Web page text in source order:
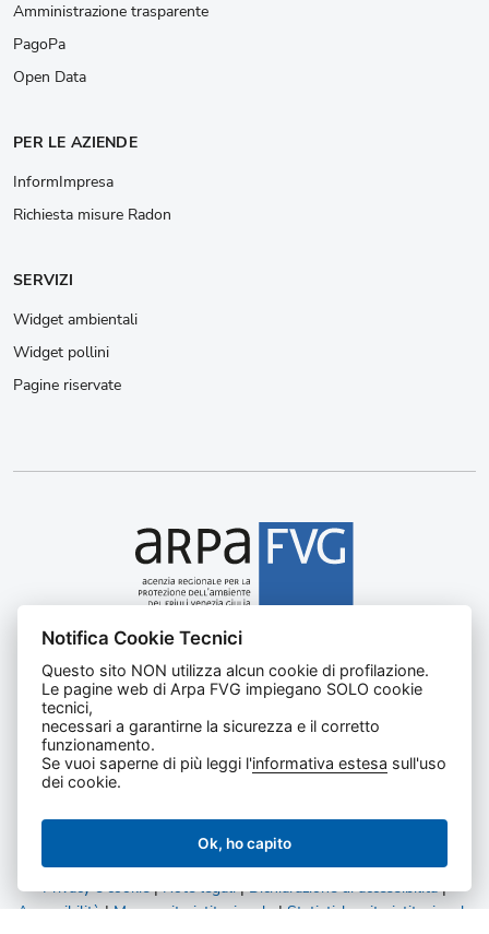
Amministrazione trasparente
PagoPa
Open Data
PER LE AZIENDE
InformImpresa
Richiesta misure Radon
SERVIZI
Widget ambientali
Widget pollini
Pagine riservate
Agenzia regionale per la protezione dell’ambiente del
Friuli Venezia Giulia
C.F. e P. IVA 02096520305
Tel 0432 1918111
Privacy e cookie|Note legali|Dichiarazione di accessibilità|
Accessibilità|Mappa sito istituzionale|Statistiche sito istituzionale
Notifica Cookie Tecnici
Questo sito NON utilizza alcun cookie di profilazione.
Le pagine web di Arpa FVG impiegano SOLO cookie
tecnici,
necessari a garantirne la sicurezza e il corretto
funzionamento.
Se vuoi saperne di più leggi l'informativa estesa sull'uso
dei cookie.
Ok, ho capito